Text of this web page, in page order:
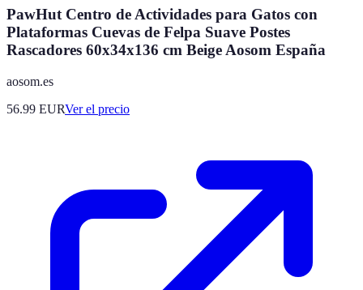
PawHut Centro de Actividades para Gatos con
Plataformas Cuevas de Felpa Suave Postes
Rascadores 60x34x136 cm Beige Aosom España
aosom.es
56.99 EURVer el precio